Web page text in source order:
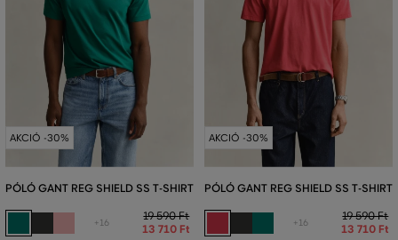
AKCIÓ -30%
PÓLÓ GANT REG SHIELD SS T-SHIRT
+16
19 590 Ft
13 710 Ft
AKCIÓ -30%
PÓLÓ GANT REG SHIELD SS T-SHIRT
+16
19 590 Ft
13 710 Ft